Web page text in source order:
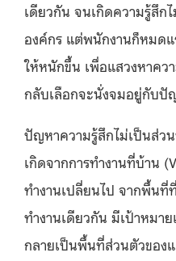
เดียวกัน จนเกิดความรู้สึก
องค์กร แต่พนักงานก็หมดแ
ให้หนักขึ้น เพื่อแสวงหาคว
กลับเลือกจะนั่งจมอยู่กับ
ปัญหาความรู้สึกไม่เป็นส่ว
เกิดจากการทำงานที่บ้าน
ทำงานเปลี่ยนไป จากพื้น
ทำงานเดียวกัน มีเป้าหมา
กลายเป็นพื้นที่ส่วนตัวของ